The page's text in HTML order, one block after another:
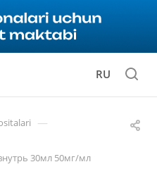
RU
—
30мл 50мг/мл